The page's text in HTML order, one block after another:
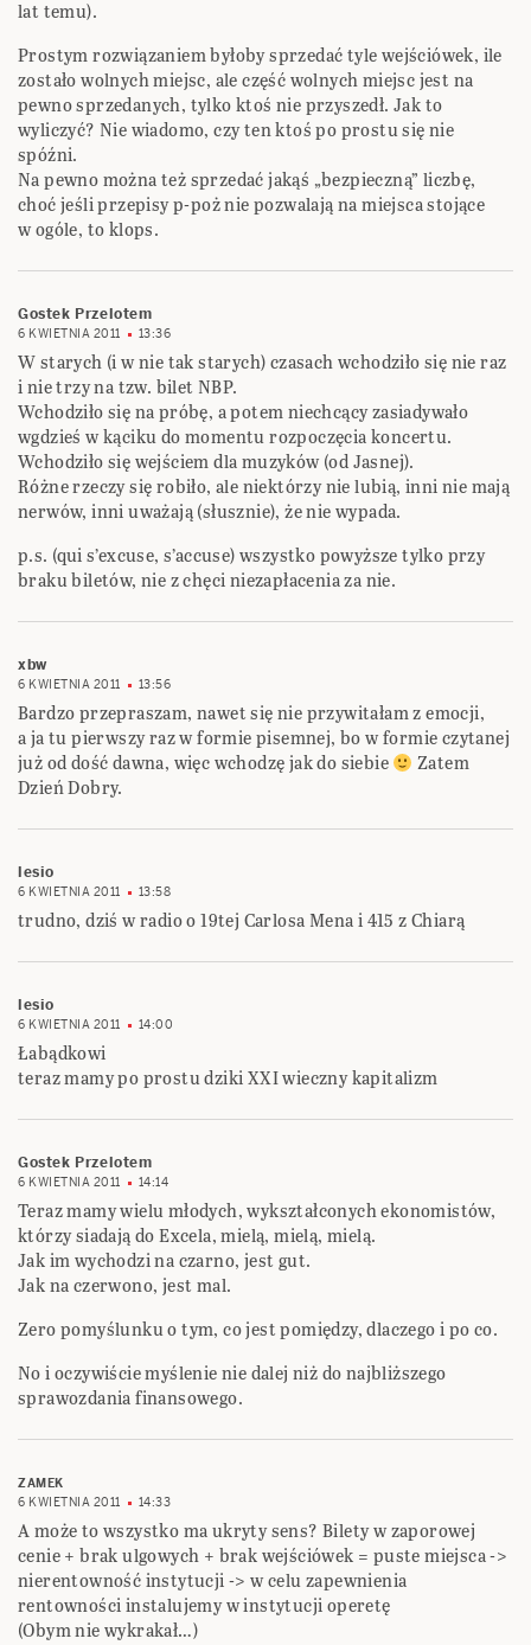
lat temu).
Prostym rozwiązaniem byłoby sprzedać tyle wejściówek, ile
zostało wolnych miejsc, ale część wolnych miejsc jest na
pewno sprzedanych, tylko ktoś nie przyszedł. Jak to
wyliczyć? Nie wiadomo, czy ten ktoś po prostu się nie
spóźni.
Na pewno można też sprzedać jakąś „bezpieczną” liczbę,
choć jeśli przepisy p-poż nie pozwalają na miejsca stojące
w ogóle, to klops.
Gostek Przelotem
6 KWIETNIA 2011 13:36
W starych (i w nie tak starych) czasach wchodziło się nie raz
i nie trzy na tzw. bilet NBP.
Wchodziło się na próbę, a potem niechcący zasiadywało
wgdzieś w kąciku do momentu rozpoczęcia koncertu.
Wchodziło się wejściem dla muzyków (od Jasnej).
Różne rzeczy się robiło, ale niektórzy nie lubią, inni nie mają
nerwów, inni uważają (słusznie), że nie wypada.
p.s. (qui s’excuse, s’accuse) wszystko powyższe tylko przy
braku biletów, nie z chęci niezapłacenia za nie.
xbw
6 KWIETNIA 2011 13:56
Bardzo przepraszam, nawet się nie przywitałam z emocji,
a ja tu pierwszy raz w formie pisemnej, bo w formie czytanej
już od dość dawna, więc wchodzę jak do siebie
Zatem
Dzień Dobry.
lesio
6 KWIETNIA 2011 13:58
trudno, dziś w radio o 19tej Carlosa Mena i 415 z Chiarą
lesio
6 KWIETNIA 2011 14:00
Łabądkowi
teraz mamy po prostu dziki XXI wieczny kapitalizm
Gostek Przelotem
6 KWIETNIA 2011 14:14
Teraz mamy wielu młodych, wykształconych ekonomistów,
którzy siadają do Excela, mielą, mielą, mielą.
Jak im wychodzi na czarno, jest gut.
Jak na czerwono, jest mal.
Zero pomyślunku o tym, co jest pomiędzy, dlaczego i po co.
No i oczywiście myślenie nie dalej niż do najbliższego
sprawozdania finansowego.
ZAMEK
6 KWIETNIA 2011
14:33
A może to wszystko ma ukryty sens? Bilety w zaporowej
cenie + brak ulgowych + brak wejściówek = puste miejsca ->
nierentowność instytucji -> w celu zapewnienia
rentowności instalujemy w instytucji operetę
(Obym nie wykrakał…)